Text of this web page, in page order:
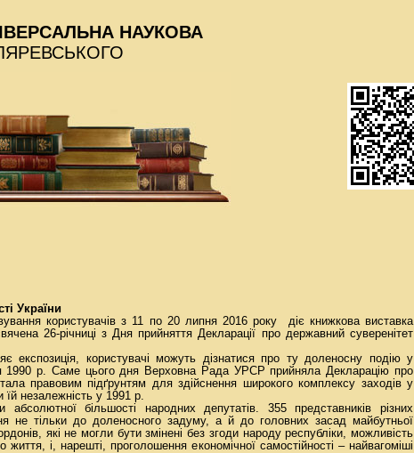
НАУКОВА
України
користувачів з 11 по 20 липня 2016 року діє книжкова виставка
26-річниці з Дня прийняття Декларації про державний суверенітет
експозиція, користувачі можуть дізнатися про ту доленосну подію у
1990 р. Саме цього дня Верховна Рада УРСР прийняла Декларацію про
правовим підґрунтям для здійснення широкого комплексу заходів у
їй незалежність у 1991 р.
абсолютної більшості народних депутатів. 355 представників різних
не тільки до доленосного задуму, а й до головних засад майбутньої
які не могли бути змінені без згоди народу республіки, можливість
і, нарешті, проголошення економічної самостійності – найвагоміші